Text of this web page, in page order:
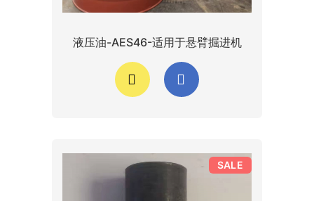
液压油-AES46-适用于悬臂掘进机
SALE